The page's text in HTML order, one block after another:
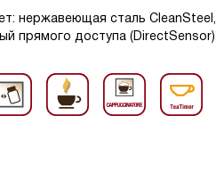
нержавеющая сталь CleanSteel,
прямого доступа (DirectSensor)